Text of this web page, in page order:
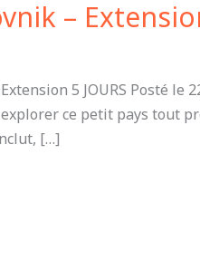
–
5 JOURS Posté le
ce petit pays tout
[…]